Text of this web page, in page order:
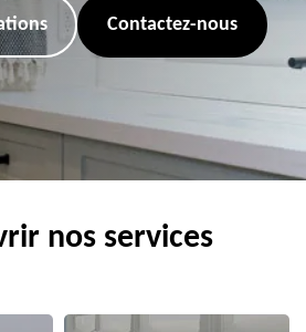
Contactez-nous
nos services